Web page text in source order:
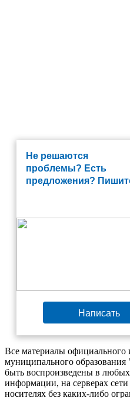
Не решаются
проблемы? Есть
предложения?
Написать
Все материалы официального
муниципального
быть воспроизведены в любых
информации, на серверах
носителях без каких-либо